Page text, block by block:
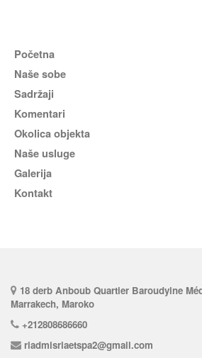
Početna
Naše sobe
Sadržaji
komentari
Okolica objekta
naše usluge
Galerija
Kontakt
18 derb Anboub Quartier Baroudyine
Marrakech, Maroko
+212808686660
riadmisriaetspa2@gmail.com